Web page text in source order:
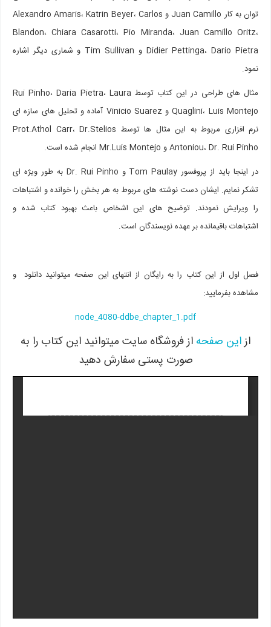
توان به کار Juan Camillo و Alexandro Amaris، Katrin Beyer، Carlos
Blandon، Chiara Casarotti، Pio Miranda، Juan Camillo Oritz،
Didier Pettinga، Dario Pietra و Tim Sullivan و شماری دیگر اشاره
نمود.
مثال های طراحی در این کتاب توسط Rui Pinho، Daria Pietra، Laura
Quaglini، Luis Montejo و Vinicio Suarez آماده و تحلیل های سازه ای
نرم افزاری مربوط به این مثال ها توسط Prot.Athol Carr، Dr.Stelios
Antoniou، Dr. Rui Pinho و Mr.Luis Montejo انجام شده است.
در اینجا باید از پروفسور Tom Paulay و Dr. Rui Pinho به طور ویژه ای
تشکر نمایم. ایشان دست نوشته های مربوط به هر بخش را خوانده و اشتباهات
را ویرایش نمودند. توضیح های این اشخاص باعث بهبود کتاب شده و
اشتباهات باقیمانده بر عهده نویسندگان است.
فصل اول از این کتاب را به رایگان از انتهای این صفحه میتوانید دانلود و
مشاهده بفرمایید:
node_4080-ddbe_chapter_1.pdf
ازاین صفحهاز فروشگاه سایت میتوانید این کتاب را به
صورت پستی سفارش دهید